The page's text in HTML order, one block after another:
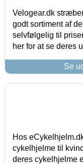
Velogear.dk
godt sortiment af
selvfølgelig til
her for at se deres
Se
Hos
cykelhjelme til
deres cykelhjelme